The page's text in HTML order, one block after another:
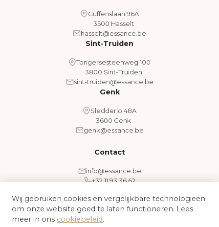
Guffenslaan 96A
3500 Hasselt
hasselt@essance.be
Sint-Truiden
Tongersesteenweg 100
3800 Sint-Truiden
sint-truiden@essance.be
Genk
Sledderlo 48A
3600 Genk
genk@essance.be
Contact
info@essance.be
+32 11 93 36 62
Algemene voorwaarden
Wij gebruiken cookies en vergelijkbare technologieën
om onze website goed te laten functioneren. Lees
meer in ons cookiebeleid.